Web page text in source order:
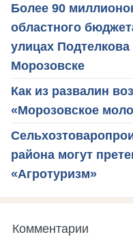
Более 90
областного
улицах
Морозовске
Как из развалин
«Морозовское
района могут
«Агротуризм»
Комментарии